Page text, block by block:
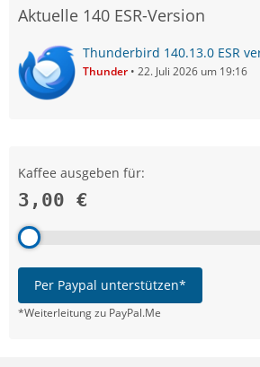
Aktuelle 140 ESR-Version
Thunderbird 140.13.0 ESR
Thunder 22. Juli 2026 um 19:16
Kaffee ausgeben für:
3,00 €
Per Paypal unterstützen*
*Weiterleitung zu PayPal.Me